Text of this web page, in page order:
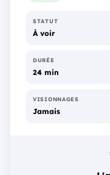
STATUT
À voir
DURÉE
24 min
VISIONNAGES
Jamais